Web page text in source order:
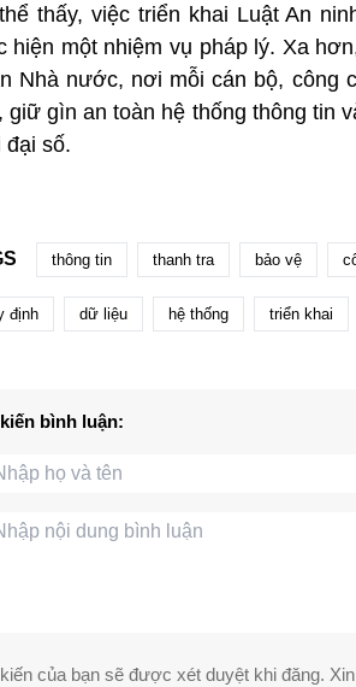
thấy, việc triển khai Luật An
hiện một nhiệm vụ pháp lý. Xa
Nhà nước, nơi mỗi cán bộ, công
giữ gìn an toàn hệ thống thông tin
đại số.
thông tin thanh tra bảo vệ
định dữ liệu hệ thống triển khai
bình luận:
của bạn sẽ được xét duyệt khi đăng.